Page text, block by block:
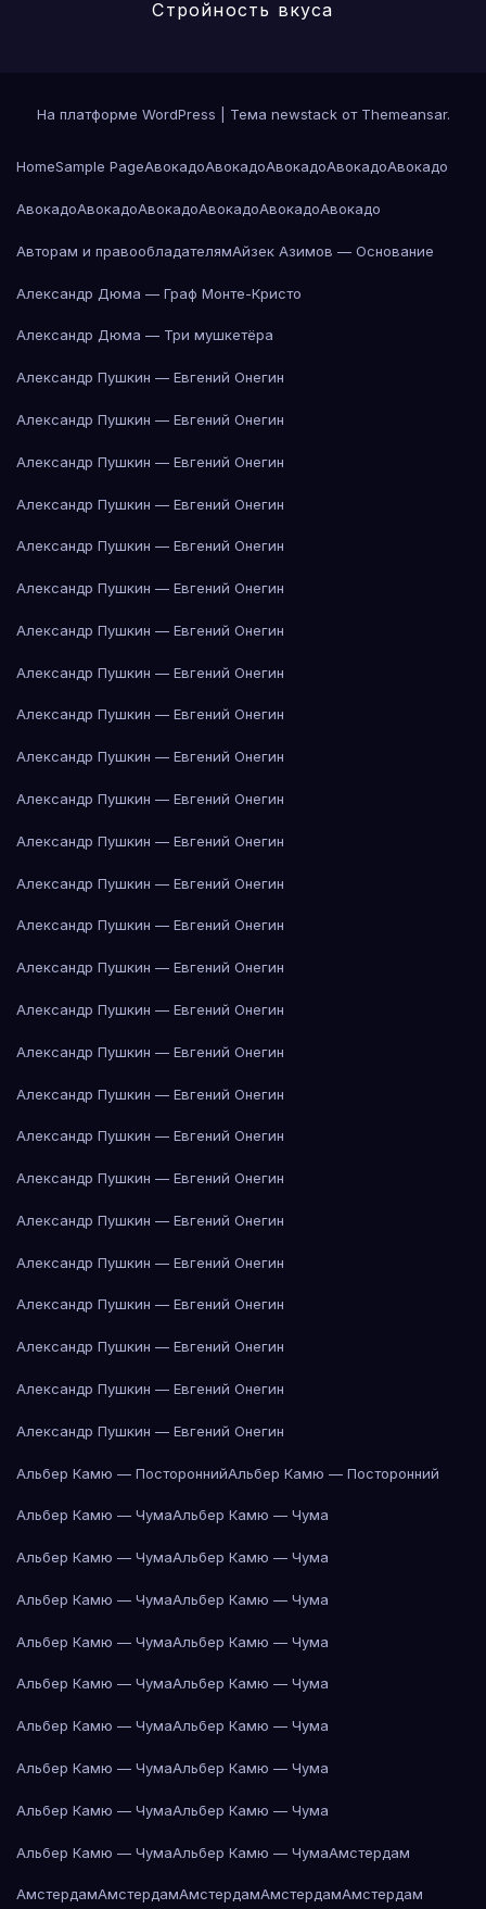
Стройность вкуса
На платформе WordPress Тема newstack от Themeansar.
HomeSample PageАвокадоАвокадоАвокадоАвокадоАвокадо
АвокадоАвокадоАвокадоАвокадоАвокадоАвокадо
Авторам и правообладателямАйзек Азимов — Основание
Александр Дюма — Граф Монте-Кристо
Александр Дюма — Три мушкетёра
Александр Пушкин — Евгений Онегин
Александр Пушкин — Евгений Онегин
Александр Пушкин — Евгений Онегин
Александр Пушкин — Евгений Онегин
Александр Пушкин — Евгений Онегин
Александр Пушкин — Евгений Онегин
Александр Пушкин — Евгений Онегин
Александр Пушкин — Евгений Онегин
Александр Пушкин — Евгений Онегин
Александр Пушкин — Евгений Онегин
Александр Пушкин — Евгений Онегин
Александр Пушкин — Евгений Онегин
Александр Пушкин — Евгений Онегин
Александр Пушкин — Евгений Онегин
Александр Пушкин — Евгений Онегин
Александр Пушкин — Евгений Онегин
Александр Пушкин — Евгений Онегин
Александр Пушкин — Евгений Онегин
Александр Пушкин — Евгений Онегин
Александр Пушкин — Евгений Онегин
Александр Пушкин — Евгений Онегин
Александр Пушкин — Евгений Онегин
Александр Пушкин — Евгений Онегин
Александр Пушкин — Евгений Онегин
Александр Пушкин — Евгений Онегин
Александр Пушкин — Евгений Онегин
Альбер Камю — ПостороннийАльбер Камю — Посторонний
Альбер Камю — ЧумаАльбер Камю — Чума
Альбер Камю — ЧумаАльбер Камю — Чума
Альбер Камю — ЧумаАльбер Камю — Чума
Альбер Камю — ЧумаАльбер Камю — Чума
Альбер Камю — ЧумаАльбер Камю — Чума
Альбер Камю — ЧумаАльбер Камю — Чума
Альбер Камю — ЧумаАльбер Камю — Чума
Альбер Камю — ЧумаАльбер Камю — Чума
Альбер Камю — ЧумаАльбер Камю — ЧумаАмстердам
АмстердамАмстердамАмстердамАмстердамАмстердам